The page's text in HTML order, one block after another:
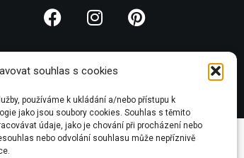
souhlas s cookies
používáme k ukládání a/nebo přístupu k
jako jsou soubory cookies. Souhlas s těmito
údaje, jako je chování při procházení nebo
nebo odvolání souhlasu může nepříznivě